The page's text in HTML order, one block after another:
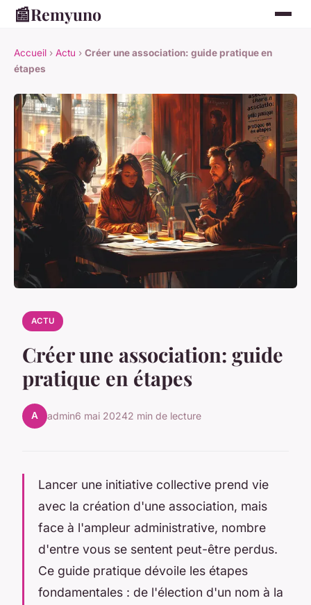
📰Remyuno
Accueil › Actu › Créer une association: guide pratique en
étapes
ACTU
Créer une association: guide
pratique en étapes
A admin6 mai 20242 min de lecture
Lancer une initiative collective prend vie
avec la création d'une association, mais
face à l'ampleur administrative, nombre
d'entre vous se sentent peut-être perdus.
Ce guide pratique dévoile les étapes
fondamentales : de l'élection d'un nom à la